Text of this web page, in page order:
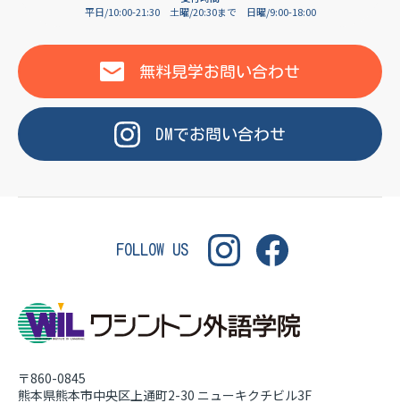
WASHINGTON
平日/10:00-21:30
土曜/20:30まで 日曜/9:00-18:00
無料見学お問い合わせ
DMでお問い合わせ
FOLLOW US
〒860-0845
熊本県熊本市中央区上通町2-30 ニューキクチビル3F